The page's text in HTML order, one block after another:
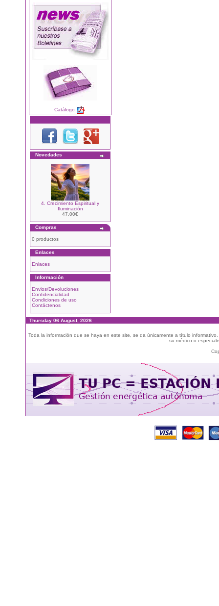
Catálogo
Novedades
4. Crecimiento Espiritual y
Iluminación
47.00€
Compras
0 productos
Enlaces
Enlaces
Información
Envios/Devoluciones
Confidencialidad
Condiciones de uso
Contáctenos
Thursday 06 August, 2026
Toda la información que se haya en este site, se da únicamente a título
su médico o